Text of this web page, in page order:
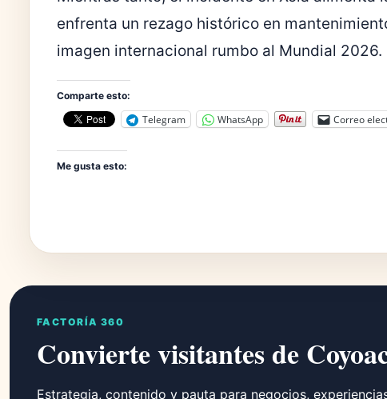
enfrenta un rezago histórico en
imagen internacional rumbo al Mundial 2026.
Comparte esto:
Telegram WhatsApp Correo
Me gusta esto:
FACTORÍA 360
Convierte visitantes de
Estrategia, contenido y pauta para negocios,